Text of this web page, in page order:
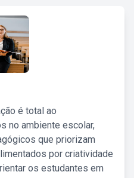
é total ao
no ambiente escolar,
que priorizam
por criatividade
os estudantes em